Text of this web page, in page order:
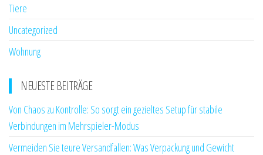
Tiere
Uncategorized
Wohnung
NEUESTE BEITRÄGE
Von Chaos zu Kontrolle: So sorgt ein gezieltes Setup für stabile
Verbindungen im Mehrspieler-Modus
Vermeiden Sie teure Versandfallen: Was Verpackung und Gewicht